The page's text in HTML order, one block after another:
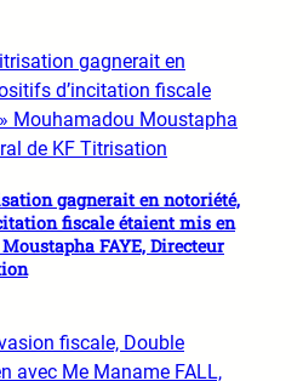
gagnerait en notoriété,
fiscale étaient mis en
FAYE, Directeur